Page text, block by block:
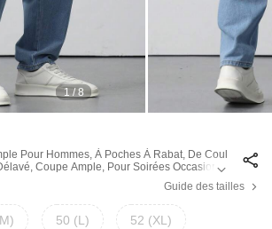
1 / 8
Pour Hommes, À Poches À Rabat, De Coul
Coupe Ample, Pour Soirées Occasionn
Guide des tailles
50 (L) 52 (XL)